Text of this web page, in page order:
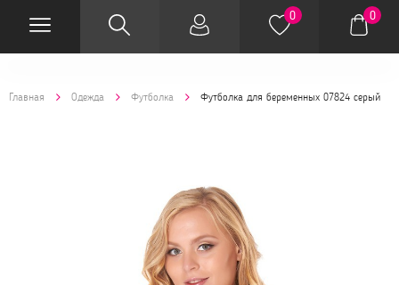
0 0
Главная Одежда Футболка Футболка для беременных 07824 серый